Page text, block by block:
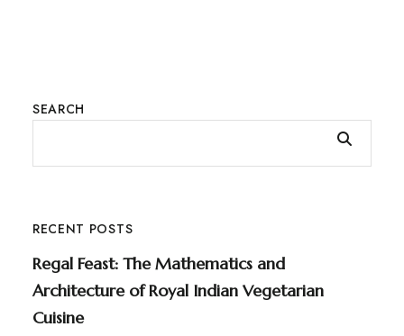
SEARCH
RECENT POSTS
Regal Feast: The Mathematics and
Architecture of Royal Indian Vegetarian
Cuisine